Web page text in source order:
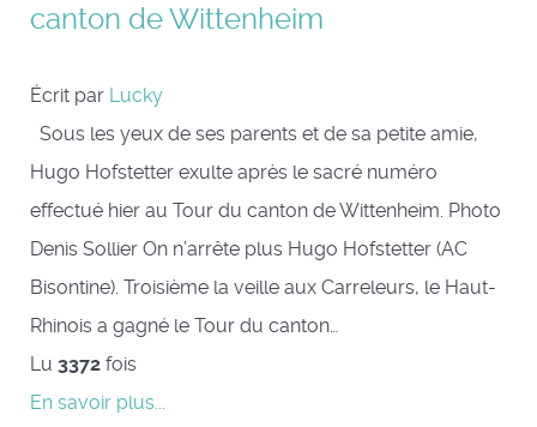
canton de Wittenheim
Écrit par Lucky
Sous les yeux de ses parents et de sa petite amie,
Hugo Hofstetter exulte après le sacré numéro
effectué hier au Tour du canton de Wittenheim. Photo
Denis Sollier On n’arrête plus Hugo Hofstetter (AC
Bisontine). Troisième la veille aux Carreleurs, le Haut-
Rhinois a gagné le Tour du canton…
Lu 3372 fois
En savoir plus...